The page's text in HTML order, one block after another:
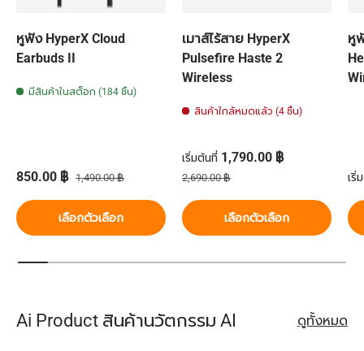
หูฟัง HyperX Cloud
Earbuds II
มีสินค้าในสต็อก (184 ชิ้น)
ราคาส่วนลด
850.00 ฿ ราคาปกติ
1,490.00 ฿
เลือกตัวเลือก
เมาส์ไร้สาย HyperX
Pulsefire Haste 2
Wireless
สินค้าใกล้หมดแล้ว (4 ชิ้น)
ราคาส่วนลด
เริ่มต้นที่ 1,790.00 ฿
ราคาปกติ
2,690.00 ฿
เลือกตัวเลือก
หู
ร
เริ่
Ai Product สินค้านวัตกรรม AI ดูทั้งหมด